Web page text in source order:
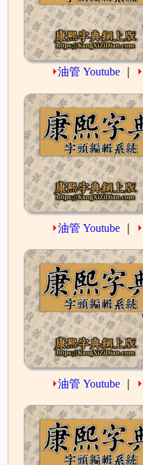
⏵油管 Youtube ⏵
⏵油管 Youtube ⏵
⏵油管 Youtube ⏵